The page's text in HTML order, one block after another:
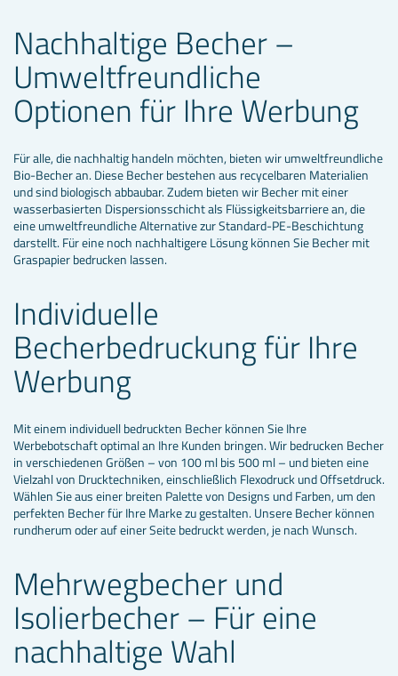
Nachhaltige Becher –
Umweltfreundliche
Optionen für Ihre Werbung
Für alle, die nachhaltig handeln möchten, bieten wir umweltfreundliche
Bio-Becher an. Diese Becher bestehen aus recycelbaren Materialien
und sind biologisch abbaubar. Zudem bieten wir Becher mit einer
wasserbasierten Dispersionsschicht als Flüssigkeitsbarriere an, die
eine umweltfreundliche Alternative zur Standard-PE-Beschichtung
darstellt. Für eine noch nachhaltigere Lösung können Sie Becher mit
Graspapier bedrucken lassen.
Individuelle
Becherbedruckung für Ihre
Werbung
Mit einem individuell bedruckten Becher können Sie Ihre
Werbebotschaft optimal an Ihre Kunden bringen. Wir bedrucken Becher
in verschiedenen Größen – von 100 ml bis 500 ml – und bieten eine
Vielzahl von Drucktechniken, einschließlich Flexodruck und Offsetdruck.
Wählen Sie aus einer breiten Palette von Designs und Farben, um den
perfekten Becher für Ihre Marke zu gestalten. Unsere Becher können
rundherum oder auf einer Seite bedruckt werden, je nach Wunsch.
Mehrwegbecher und
Isolierbecher – Für eine
nachhaltige Wahl